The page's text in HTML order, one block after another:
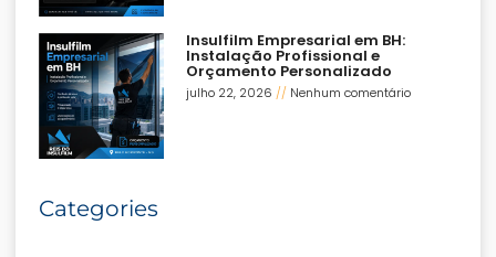
Insulfilm Empresarial em BH:
Instalação Profissional e
Orçamento Personalizado
julho 22, 2026 Nenhum comentário
Categories